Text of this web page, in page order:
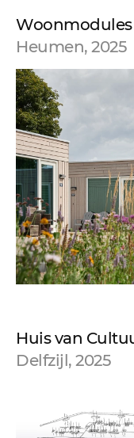
Heumen, 2025
Huis van
Delfzijl, 2025